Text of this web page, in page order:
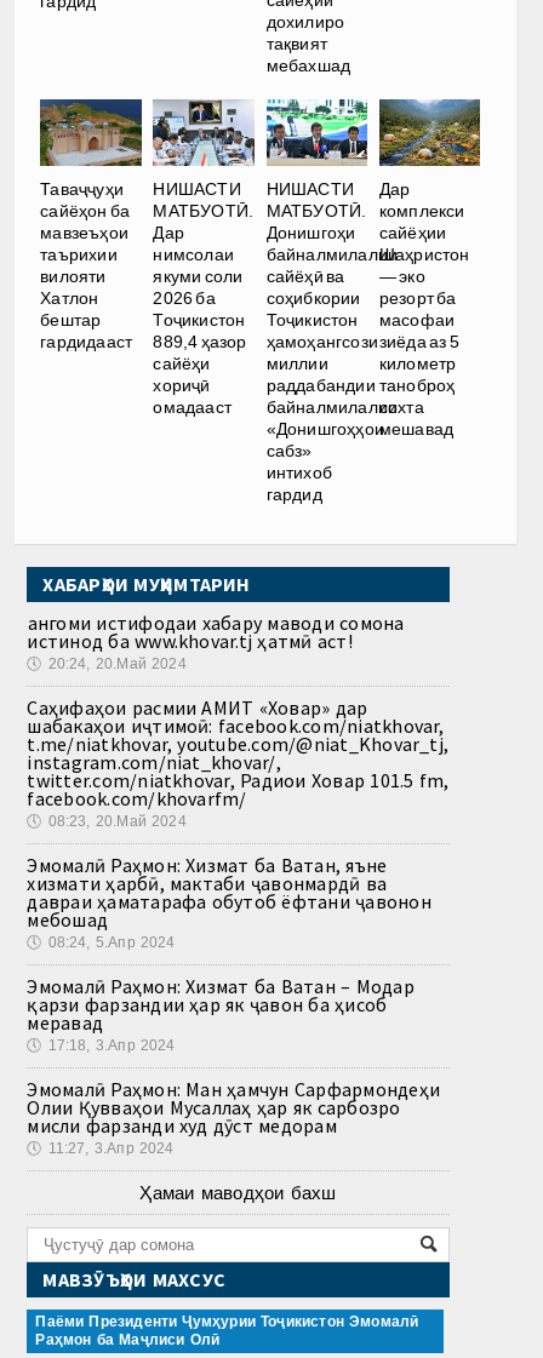
дохилиро
тақвият
мебахшад
Таваҷҷуҳи
сайёҳон ба
мавзеъҳои
таърихии
вилояти
Хатлон
бештар
гардидааст
НИШАСТИ
МАТБУОТӢ.
Дар
нимсолаи
якуми соли
2026 ба
Тоҷикистон
889,4 ҳазор
сайёҳи
хориҷӣ
омадааст
НИШАСТИ
МАТБУОТӢ.
Донишгоҳи
байналмилалии
сайёҳӣ ва
соҳибкории
Тоҷикистон
ҳамоҳангсози
миллии
раддабандии
байналмилалии
«Донишгоҳҳои
сабз»
интихоб
гардид
Дар
комплекси
сайёҳии
Шаҳристон
— эко
резорт ба
масофаи
зиёда аз 5
километр
таноброҳ
сохта
мешавад
ХАБАРҲОИ МУҲИМТАРИН
Ҳангоми истифодаи хабару маводи сомона
истинод ба www.khovar.tj ҳатмӣ аст!
🕔 20:24, 20.Май 2024
Саҳифаҳои расмии АМИТ «Ховар» дар
шабакаҳои иҷтимоӣ: facebook.com/niatkhovar,
t.me/niatkhovar, youtube.com/@niat_Khovar_tj,
instagram.com/niat_khovar/,
twitter.com/niatkhovar, Радиои Ховар 101.5 fm,
facebook.com/khovarfm/
🕔 08:23, 20.Май 2024
Эмомалӣ Раҳмон: Хизмат ба Ватан, яъне
хизмати ҳарбӣ, мактаби ҷавонмардӣ ва
давраи ҳаматарафа обутоб ёфтани ҷавонон
мебошад
🕔 08:24, 5.Апр 2024
Эмомалӣ Раҳмон: Хизмат ба Ватан – Модар
қарзи фарзандии ҳар як ҷавон ба ҳисоб
меравад
🕔 17:18, 3.Апр 2024
Эмомалӣ Раҳмон: Ман ҳамчун Сарфармондеҳи
Олии Қувваҳои Мусаллаҳ ҳар як сарбозро
мисли фарзанди худ дӯст медорам
🕔 11:27, 3.Апр 2024
Ҳамаи маводҳои бахш
МАВЗӮЪҲОИ МАХСУС
Паёми Президенти Ҷумҳурии Тоҷикистон Эмомалӣ
Раҳмон ба Маҷлиси Олӣ